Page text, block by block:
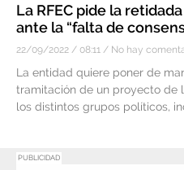
La RFEC pide la
ante la “falta de
22/09/2022 08:11 No hay
La entidad quiere poner de
tramitación de un proyecto de
los distintos grupos políticos,
PUBLICIDAD